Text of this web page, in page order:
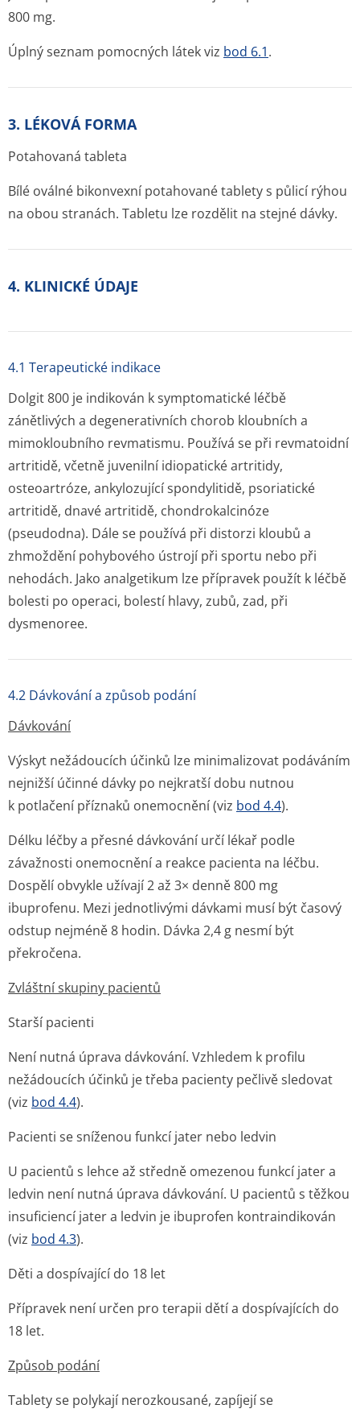
800 mg.
Úplný seznam pomocných látek viz bod 6.1.
3. LÉKOVÁ FORMA
Potahovaná tableta
Bílé oválné bikonvexní potahované tablety s půlicí rýhou
na obou stranách. Tabletu lze rozdělit na stejné dávky.
4. KLINICKÉ ÚDAJE
4.1 Terapeutické indikace
Dolgit 800 je indikován k symptomatické léčbě
zánětlivých a degenerativních chorob kloubních a
mimokloubního revmatismu. Používá se při revmatoidní
artritidě, včetně juvenilní idiopatické artritidy,
osteoartróze, ankylozující spondylitidě, psoriatické
artritidě, dnavé artritidě, chondrokalcinóze
(pseudodna). Dále se používá při distorzi kloubů a
zhmoždění pohybového ústrojí při sportu nebo při
nehodách. Jako analgetikum lze přípravek použít k léčbě
bolesti po operaci, bolestí hlavy, zubů, zad, při
dysmenoree.
4.2 Dávkování a způsob podání
Dávkování
Výskyt nežádoucích účinků lze minimalizovat podáváním
nejnižší účinné dávky po nejkratší dobu nutnou
k potlačení příznaků onemocnění (viz bod 4.4).
Délku léčby a přesné dávkování určí lékař podle
závažnosti onemocnění a reakce pacienta na léčbu.
Dospělí obvykle užívají 2 až 3× denně 800 mg
ibuprofenu. Mezi jednotlivými dávkami musí být časový
odstup nejméně 8 hodin. Dávka 2,4 g nesmí být
překročena.
Zvláštní skupiny pacientů
Starší pacienti
Není nutná úprava dávkování. Vzhledem k profilu
nežádoucích účinků je třeba pacienty pečlivě sledovat
(viz bod 4.4).
Pacienti se sníženou funkcí jater nebo ledvin
U pacientů s lehce až středně omezenou funkcí jater a
ledvin není nutná úprava dávkování. U pacientů s těžkou
insuficiencí jater a ledvin je ibuprofen kontraindikován
(viz bod 4.3).
Děti a dospívající do 18 let
Přípravek není určen pro terapii dětí a dospívajících do
18 let.
Způsob podání
Tablety se polykají nerozkousané, zapíjejí se